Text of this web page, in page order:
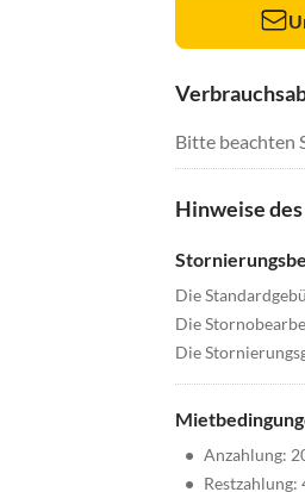
Bitte beachten
Hinweise
Die
Die
Die
• Anzahlung:
•